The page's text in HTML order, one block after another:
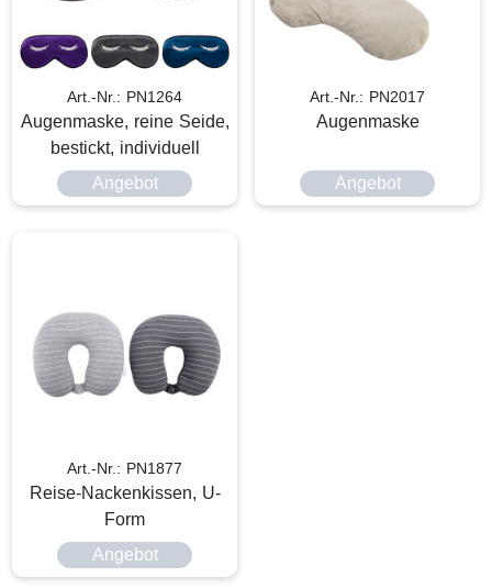
Art.-Nr.: PN1264
Augenmaske, reine Seide,
bestickt, individuell
Angebot
Art.-Nr.: PN2017
Augenmaske
Angebot
Art.-Nr.: PN1877
Reise-Nackenkissen, U-
Form
Angebot